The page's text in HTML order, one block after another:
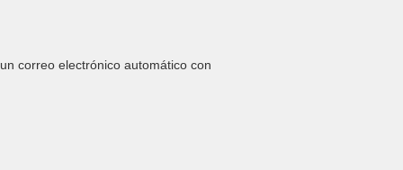
correo electrónico automático con